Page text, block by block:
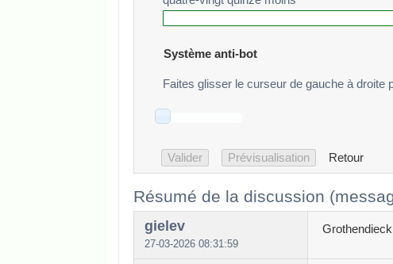
Système anti-bot
Faites glisser le curseur de gauche à droite
Retour
Résumé de la discussion
gielev
27-03-2026 08:31:59